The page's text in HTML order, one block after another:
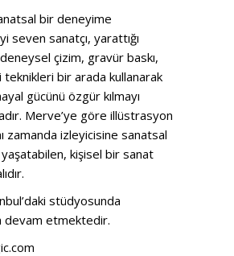
bir deneyime
seven sanatçı, yarattığı
çizim, gravür baskı,
bir arada kullanarak
gücünü özgür kılmayı
Merve’ye göre illüstrasyon
zamanda izleyicisine sanatsal
kişisel bir sanat
stüdyosunda
devam etmektedir.